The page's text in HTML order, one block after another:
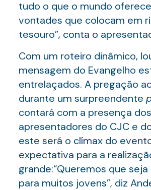
tudo o que o mundo
vontades que colocam em
tesouro”, conta o
Com um roteiro dinâmico,
mensagem do Evangelho
entrelaçados. A pregação
durante um surpreendente
contará com a presença dos
apresentadores do CJC e
este será o clímax do
expectativa para a
grande:“Queremos que
para muitos jovens”, diz